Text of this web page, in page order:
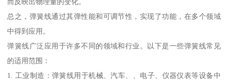
总之，弹簧线通过其弹性能和可调节性，实现了功能，在多个领域
中得到应用。
弹簧线广泛应用于许多不同的领域和行业。以下是一些弹簧线常见
的适用范围：
1. 工业制造：弹簧线用于机械、汽车、、电子、仪器仪表等设备中